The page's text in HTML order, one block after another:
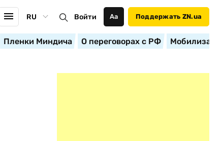
RU Войти Аа Поддержать ZN.ua
Пленки Миндича О переговорах с РФ